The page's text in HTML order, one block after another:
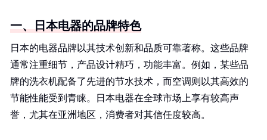
一、日本电器的品牌特色
日本的电器品牌以其技术创新和品质可靠著称。这些品牌
通常注重细节，产品设计精巧，功能丰富。例如，某些品
牌的洗衣机配备了先进的节水技术，而空调则以其高效的
节能性能受到青睐。日本电器在全球市场上享有较高声
誉，尤其在亚洲地区，消费者对其信任度较高。